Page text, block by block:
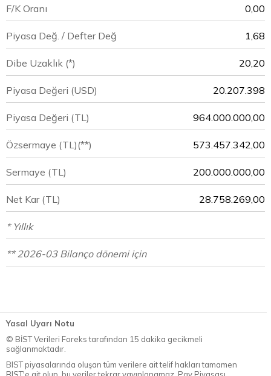
F/K Oranı 0,00
Piyasa Değ. / Defter Değ 1,68
Dibe Uzaklık (*) 20,20
Piyasa Değeri (USD) 20.207.398
Piyasa Değeri (TL) 964.000.000,00
Özsermaye (TL)(**) 573.457.342,00
Sermaye (TL) 200.000.000,00
Net Kar (TL) 28.758.269,00
* Yıllık
** 2026-03 Bilanço dönemi için
Yasal Uyarı Notu
© BİST Verileri Foreks tarafından 15 dakika gecikmeli
sağlanmaktadır.
BIST piyasalarında oluşan tüm verilere ait telif hakları tamamen